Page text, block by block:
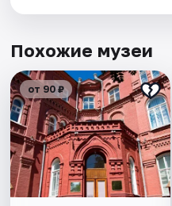
Похожие музеи
от 90 ₽